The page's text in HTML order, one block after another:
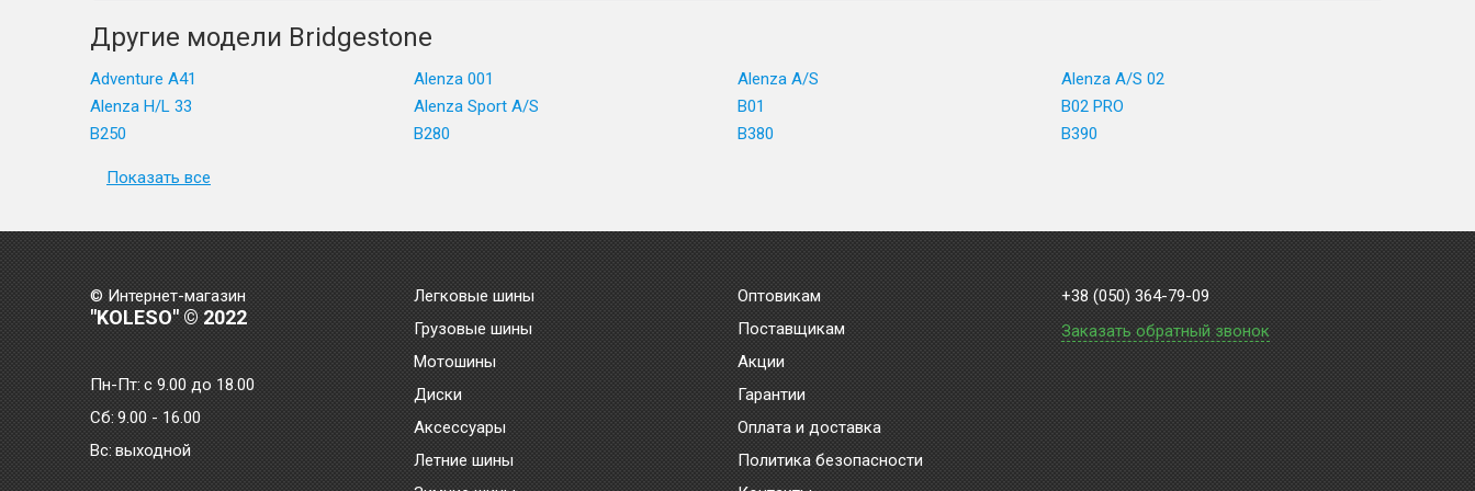
Другие модели Bridgestone
Adventure A41 Alenza 001 Alenza A/S
Alenza A/S 02
Alenza H/L 33
Alenza Sport A/S B01
B02 PRO
B250
B280 B380 B390
Показать все
© Интернет-магазин
"KOLESO" © 2022
Пн-Пт:с 9.00 до 18.00
Сб: 9.00 - 16.00
Bc: выходной
Легковые шины
Грузовые шины
Мотошины
Диски
Аксессуары
Летние шины
Оптовикам
Поставщикам
Акции
Гарантии
Оплата и доставка
Политика безопасности
+38 (050) 364-79-09
Заказать обратный звонок